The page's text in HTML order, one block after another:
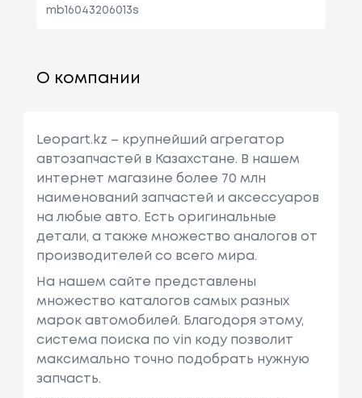
mb16043206013s
О компании
Leopart.kz – крупнейший агрегатор
автозапчастей в Казахстане. В нашем
интернет магазине более 70 млн
наименований запчастей и аксессуаров
на любые авто. Есть оригинальные
детали, а также множество аналогов от
производителей со всего мира.
На нашем сайте представлены
множество каталогов самых разных
марок автомобилей. Благодоря этому,
система поиска по vin коду позволит
максимально точно подобрать нужную
запчасть.